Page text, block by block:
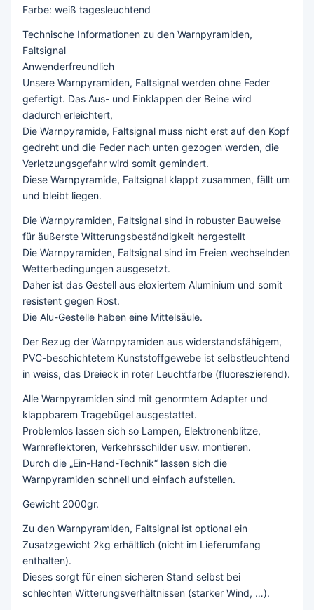
Farbe: weiß tagesleuchtend
Technische Informationen zu den Warnpyramiden,
Faltsignal
Anwenderfreundlich
Unsere Warnpyramiden, Faltsignal werden ohne Feder
gefertigt. Das Aus- und Einklappen der Beine wird
dadurch erleichtert,
Die Warnpyramide, Faltsignal muss nicht erst auf den Kopf
gedreht und die Feder nach unten gezogen werden, die
Verletzungsgefahr wird somit gemindert.
Diese Warnpyramide, Faltsignal klappt zusammen, fällt um
und bleibt liegen.
Die Warnpyramiden, Faltsignal sind in robuster Bauweise
für äußerste Witterungsbeständigkeit hergestellt
Die Warnpyramiden, Faltsignal sind im Freien wechselnden
Wetterbedingungen ausgesetzt.
Daher ist das Gestell aus eloxiertem Aluminium und somit
resistent gegen Rost.
Die Alu-Gestelle haben eine Mittelsäule.
Der Bezug der Warnpyramiden aus widerstandsfähigem,
PVC-beschichtetem Kunststoffgewebe ist selbstleuchtend
in weiss, das Dreieck in roter Leuchtfarbe (fluoreszierend).
Alle Warnpyramiden sind mit genormtem Adapter und
klappbarem Tragebügel ausgestattet.
Problemlos lassen sich so Lampen, Elektronenblitze,
Warnreflektoren, Verkehrsschilder usw. montieren.
Durch die „Ein-Hand-Technik“ lassen sich die
Warnpyramiden schnell und einfach aufstellen.
Gewicht 2000gr.
Zu den Warnpyramiden, Faltsignal ist optional ein
Zusatzgewicht 2kg erhältlich (nicht im Lieferumfang
enthalten).
Dieses sorgt für einen sicheren Stand selbst bei
schlechten Witterungsverhältnissen (starker Wind, …).